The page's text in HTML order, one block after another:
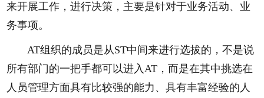
来开展工作，进行决策，主要是针对于业务活动、业
务事项。
AT组织的成员是从ST中间来进行选拔的，不是说
所有部门的一把手都可以进入AT，而是在其中挑选在
人员管理方面具有比较强的能力、具有丰富经验的人